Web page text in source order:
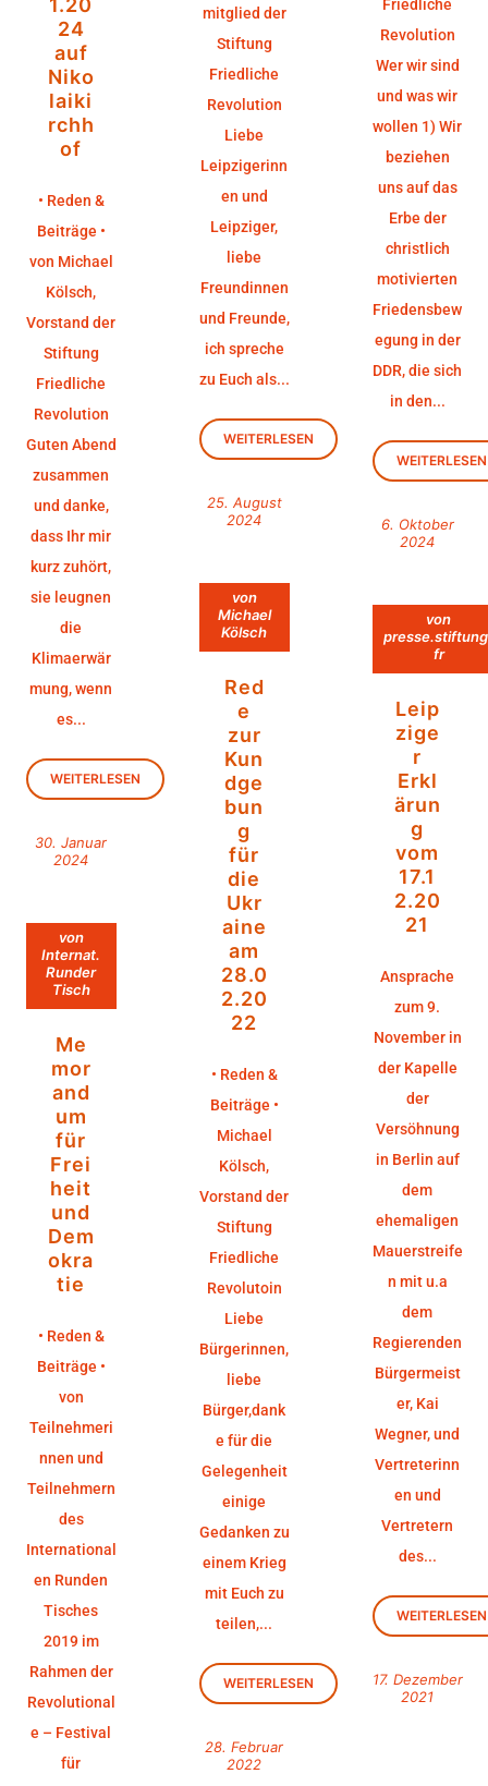
Friedliche
Revolution
Wer wir sind
und was wir
wollen 1) Wir
beziehen
uns auf das
Erbe der
christlich
motivierten
Friedensbew
egung in der
DDR, die sich
in den...
WEITERLESEN
6. Oktober
2024
mitglied der
Stiftung
Friedliche
Revolution
Liebe
Leipzigerinn
en und
Leipziger,
liebe
Freundinnen
und Freunde,
ich spreche
zu Euch als...
WEITERLESEN
25. August
2024
1.20
24
auf
Niko
laiki
rchh
of
• Reden &
Beiträge •
von Michael
Kölsch,
Vorstand der
Stiftung
Friedliche
Revolution
Guten Abend
zusammen
und danke,
dass Ihr mir
kurz zuhört,
sie leugnen
die
Klimaerwär
mung, wenn
es...
WEITERLESEN
30. Januar
2024
von
Michael
Kölsch
Red
e
zur
Kun
dge
bun
g
für
die
Ukr
aine
am
28.0
2.20
22
• Reden &
Beiträge •
Michael
Kölsch,
Vorstand der
Stiftung
Friedliche
Revolutoin
Liebe
Bürgerinnen,
liebe
Bürger,dank
e für die
Gelegenheit
einige
Gedanken zu
einem Krieg
mit Euch zu
teilen,...
WEITERLESEN
28. Februar
2022
von
fr
Leip
zige
r
Erkl
ärun
g
vom
17.1
2.20
21
Ansprache
zum 9.
November in
der Kapelle
der
Versöhnung
in Berlin auf
dem
ehemaligen
Mauerstreife
n mit u.a
dem
Regierenden
Bürgermeist
er, Kai
Wegner, und
Vertreterinn
en und
Vertretern
des...
WEITERLESEN
17. Dezember
2021
von
Internat.
Runder
Tisch
Me
mor
and
um
für
Frei
heit
und
Dem
okra
tie
• Reden &
Beiträge •
von
Teilnehmeri
nnen und
Teilnehmern
des
International
en Runden
Tisches
2019 im
Rahmen der
Revolutional
e – Festival
für